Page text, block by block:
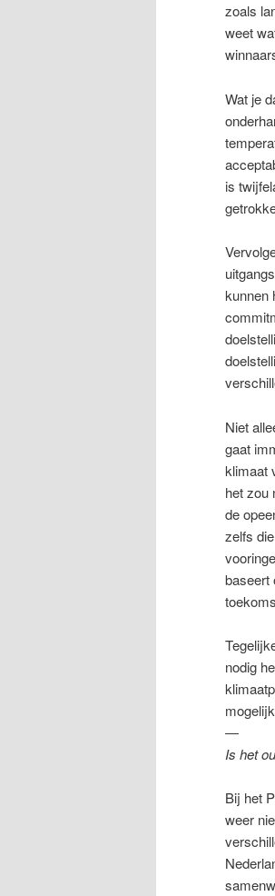
zoals
weet
Wat je
is
kunnen
Niet
gaat
klimaat
het zou
de
zelfs
baseert
nodig
―
Is het
Bij het
weer